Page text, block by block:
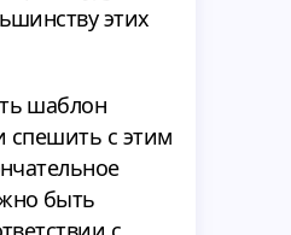
этих
шаблон
спешить с этим
быть